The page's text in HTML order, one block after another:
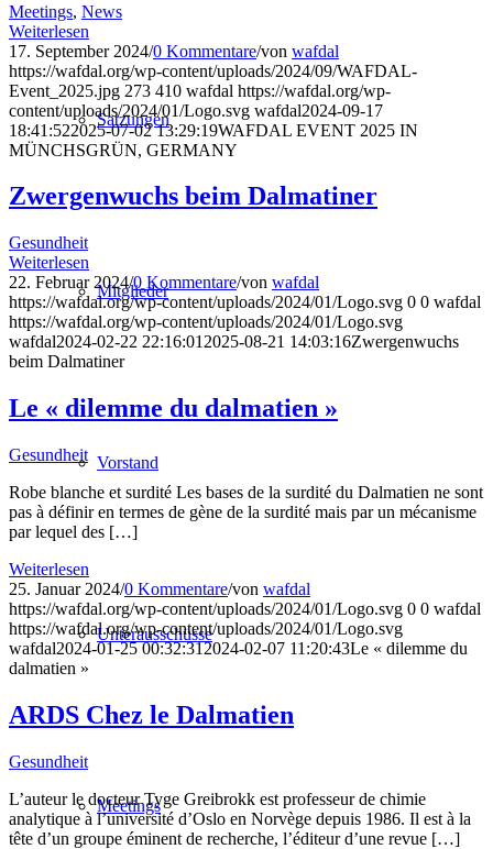
Satzungen
Mitglieder
Vorstand
Unterausschüsse
Meetings
Meetings, News
Weiterlesen
17. September 2024/0 Kommentare/von wafdal
https://wafdal.org/wp-content/uploads/2024/09/WAFDAL-
Event_2025.jpg 273 410 wafdal https://wafdal.org/wp-
content/uploads/2024/01/Logo.svg wafdal2024-09-17
18:41:522025-07-02 13:29:19WAFDAL EVENT 2025 IN
MÜNCHSGRÜN, GERMANY
Zwergenwuchs beim Dalmatiner
Gesundheit
Weiterlesen
22. Februar 2024/0 Kommentare/von wafdal
https://wafdal.org/wp-content/uploads/2024/01/Logo.svg 0 0 wafdal
https://wafdal.org/wp-content/uploads/2024/01/Logo.svg
wafdal2024-02-22 22:16:01 2025-08-21 14:03:16Zwergenwuchs
beim Dalmatiner
Le « dilemme du dalmatien »
Gesundheit
Robe blanche et surdité Les bases de la surdité du Dalmatien ne sont
pas à définir en termes de gène de la surdité mais par un mécanisme
par lequel des […]
Weiterlesen
25. Januar 2024/0 Kommentare/von wafdal
https://wafdal.org/wp-content/uploads/2024/01/Logo.svg 0 0 wafdal
https://wafdal.org/wp-content/uploads/2024/01/Logo.svg
wafdal2024-01-25 00:32:312024-02-07 11:20:43Le « dilemme du
dalmatien »
ARDS Chez le Dalmatien
Gesundheit
L’auteur le docteur Tyge Greibrokk est professeur de chimie
analytique à l’université d’Oslo en Norvège depuis 1986. Il est à la
tête d’un groupe éminent de recherche, l’éditeur d’une revue […]